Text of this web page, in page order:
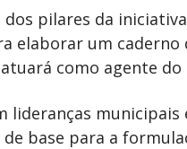
pilares da
elaborar um caderno
como agente
lideranças municipais
base para a